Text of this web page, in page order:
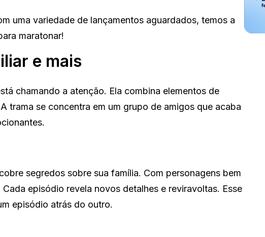
uma variedade de lançamentos aguardados, temos a
maratonar!
e mais
chamando a atenção. Ela combina elementos de
trama se concentra em um grupo de amigos que acaba
segredos sobre sua família. Com personagens bem
episódio revela novos detalhes e reviravoltas. Esse
episódio atrás do outro.